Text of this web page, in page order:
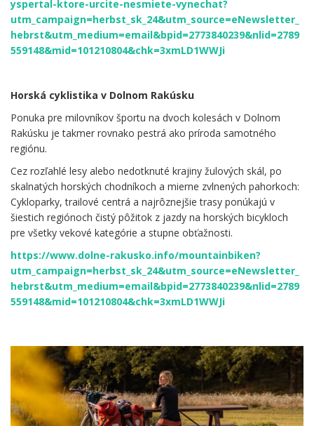
yspertal-ktore-urcite-nesmiete-vynechat?
utm_campaign=herbst_sk_24&utm_source=eNewsletter_
hebrst&utm_medium=email&bpid=2773840239&nlid=2789
559148&mid=101210804&chk=3xmLD1WWJi
Horská cyklistika v Dolnom Rakúsku
Ponuka pre milovníkov športu na dvoch kolesách v Dolnom
Rakúsku je takmer rovnako pestrá ako príroda samotného
regiónu.
Cez rozľahlé lesy alebo nedotknuté krajiny žulových skál, po
skalnatých horských chodníkoch a mierne zvlnených pahorkoch:
Cykloparky, trailové centrá a najrôznejšie trasy ponúkajú v
šiestich regiónoch čistý pôžitok z jazdy na horských bicykloch
pre všetky vekové kategórie a stupne obťažnosti.
https://www.dolne-rakusko.info/mountainbiken?
utm_campaign=herbst_sk_24&utm_source=eNewsletter_
hebrst&utm_medium=email&bpid=2773840239&nlid=2789
559148&mid=101210804&chk=3xmLD1WWJi